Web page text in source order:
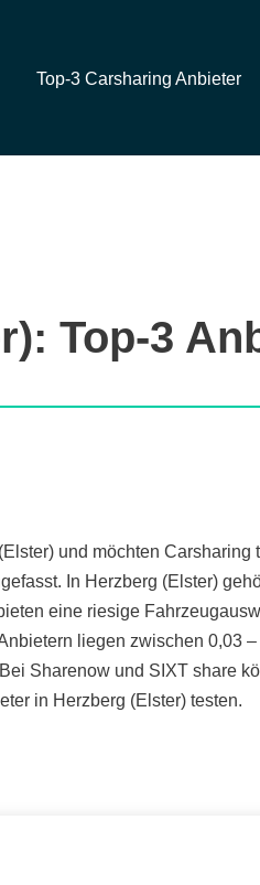
Top-3 Carsharing Anbieter
Top-3
und möchten
In Herzberg (Elster)
eine riesige
liegen zwischen 0,03
Sharenow und SIXT share
in Herzberg (Elster) testen.